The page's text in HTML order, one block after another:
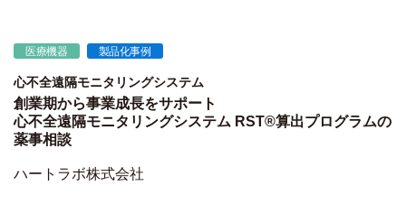
医療機器 製品化事例
心不全遠隔モニタリングシステム
創業期から事業成長をサポート
心不全遠隔モニタリングシステム RST®算出プログラムの
薬事相談
ハートラボ株式会社